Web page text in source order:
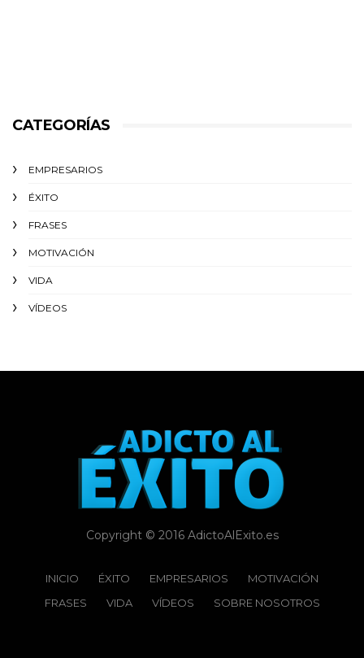
CATEGORÍAS
EMPRESARIOS
ÉXITO‬
FRASES
MOTIVACIÓN
VIDA
VÍDEOS
Copyright © 2016 AdictoAlExito.es
INICIO ÉXITO‬ EMPRESARIOS
MOTIVACIÓN
FRASES
VIDA VÍDEOS SOBRE NOSOTROS